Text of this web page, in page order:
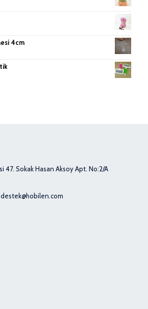
4cm
47. Sokak Hasan Aksoy Apt. No:2/A
destek@hobilen.com